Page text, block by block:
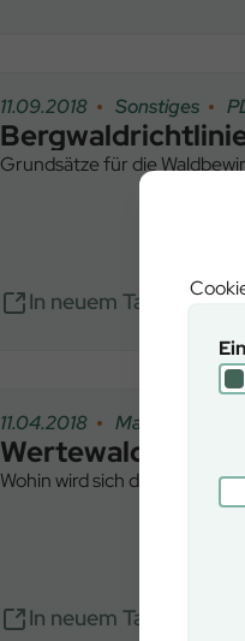
11.09.2018 Sonstiges
Grundsätze für die
In neuem Tab öffnen
11.04.2018 Magazin
Wertewald
Wohin wird sich der
In neuem Tab öffnen